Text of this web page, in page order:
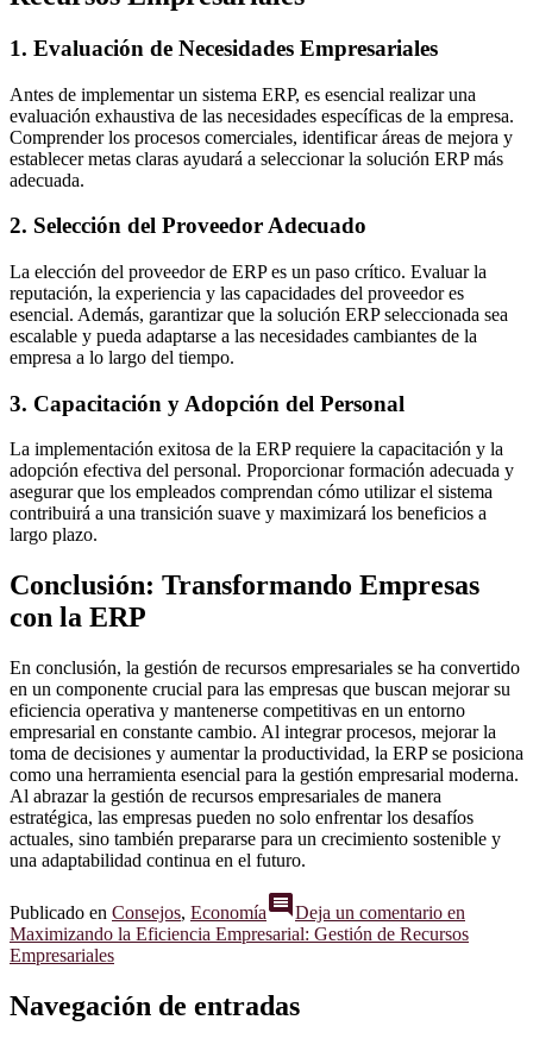
1. Evaluación de Necesidades Empresariales
Antes de implementar un sistema ERP, es esencial realizar una
evaluación exhaustiva de las necesidades específicas de la empresa.
Comprender los procesos comerciales, identificar áreas de mejora y
establecer metas claras ayudará a seleccionar la solución ERP más
adecuada.
2. Selección del Proveedor Adecuado
La elección del proveedor de ERP es un paso crítico. Evaluar la
reputación, la experiencia y las capacidades del proveedor es
esencial. Además, garantizar que la solución ERP seleccionada sea
escalable y pueda adaptarse a las necesidades cambiantes de la
empresa a lo largo del tiempo.
3. Capacitación y Adopción del Personal
La implementación exitosa de la ERP requiere la capacitación y la
adopción efectiva del personal. Proporcionar formación adecuada y
asegurar que los empleados comprendan cómo utilizar el sistema
contribuirá a una transición suave y maximizará los beneficios a
largo plazo.
Conclusión: Transformando Empresas
con la ERP
En conclusión, la gestión de recursos empresariales se ha convertido
en un componente crucial para las empresas que buscan mejorar su
eficiencia operativa y mantenerse competitivas en un entorno
empresarial en constante cambio. Al integrar procesos, mejorar la
toma de decisiones y aumentar la productividad, la ERP se posiciona
como una herramienta esencial para la gestión empresarial moderna.
Al abrazar la gestión de recursos empresariales de manera
estratégica, las empresas pueden no solo enfrentar los desafíos
actuales, sino también prepararse para un crecimiento sostenible y
una adaptabilidad continua en el futuro.
Publicado en Consejos, EconomíacommentDeja un comentario en
Maximizando la Eficiencia Empresarial: Gestión de Recursos
Empresariales
Navegación de entradas